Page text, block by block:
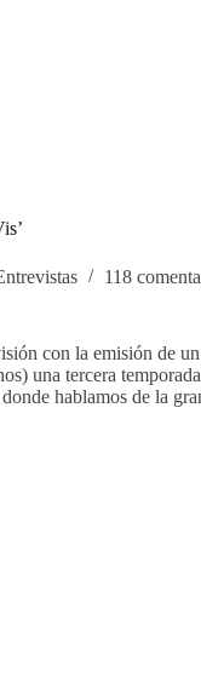
118
con la emisión de
una tercera
hablamos de la